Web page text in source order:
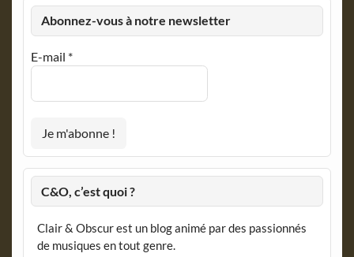
Abonnez-vous à notre newsletter
E-mail *
C&O, c’est quoi ?
Clair & Obscur est un blog animé par des passionnés
de musiques en tout genre.